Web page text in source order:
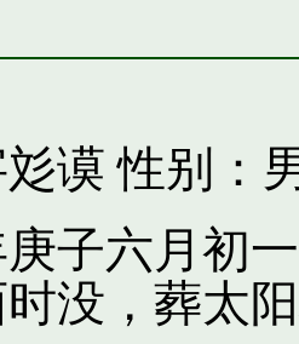
谟 性别：
子六月初
没，葬太